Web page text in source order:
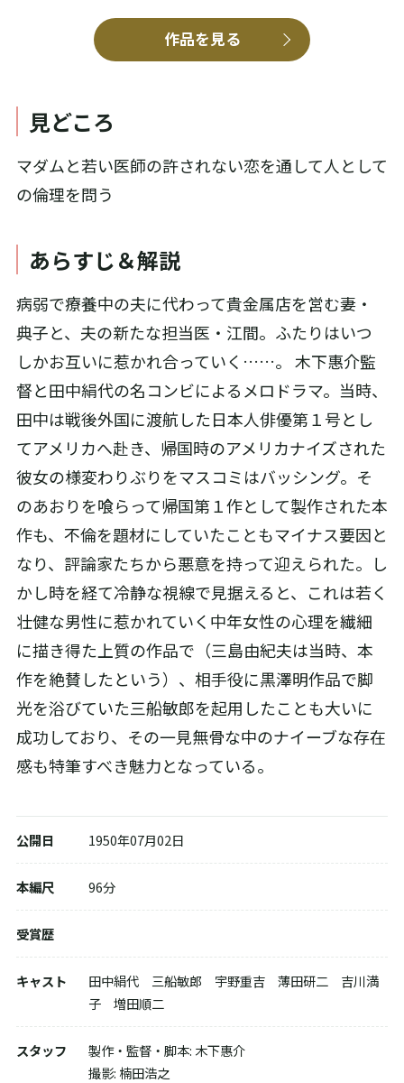
作品を見る
配信で視聴する
DVD-BOXを購入する
見どころ
マダムと若い医師の許されない恋を通して人として
の倫理を問う
あらすじ＆解説
病弱で療養中の夫に代わって貴金属店を営む妻・
典子と、夫の新たな担当医・江間。ふたりはいつ
しかお互いに惹かれ合っていく……。 木下惠介監
督と田中絹代の名コンビによるメロドラマ。当時、
田中は戦後外国に渡航した日本人俳優第１号とし
てアメリカへ赴き、帰国時のアメリカナイズされた
彼女の様変わりぶりをマスコミはバッシング。そ
のあおりを喰らって帰国第１作として製作された本
作も、不倫を題材にしていたこともマイナス要因と
なり、評論家たちから悪意を持って迎えられた。し
かし時を経て冷静な視線で見据えると、これは若く
壮健な男性に惹かれていく中年女性の心理を繊細
に描き得た上質の作品で（三島由紀夫は当時、本
作を絶賛したという）、相手役に黒澤明作品で脚
光を浴びていた三船敏郎を起用したことも大いに
成功しており、その一見無骨な中のナイーブな存在
感も特筆すべき魅力となっている。
公開日 1950年07月02日
本編尺 96分
受賞歴
キャスト
田中絹代 三船敏郎 宇野重吉 薄田研二 吉川満
子 増田順二
スタッフ
製作・監督・脚本: 木下惠介
撮影: 楠田浩之